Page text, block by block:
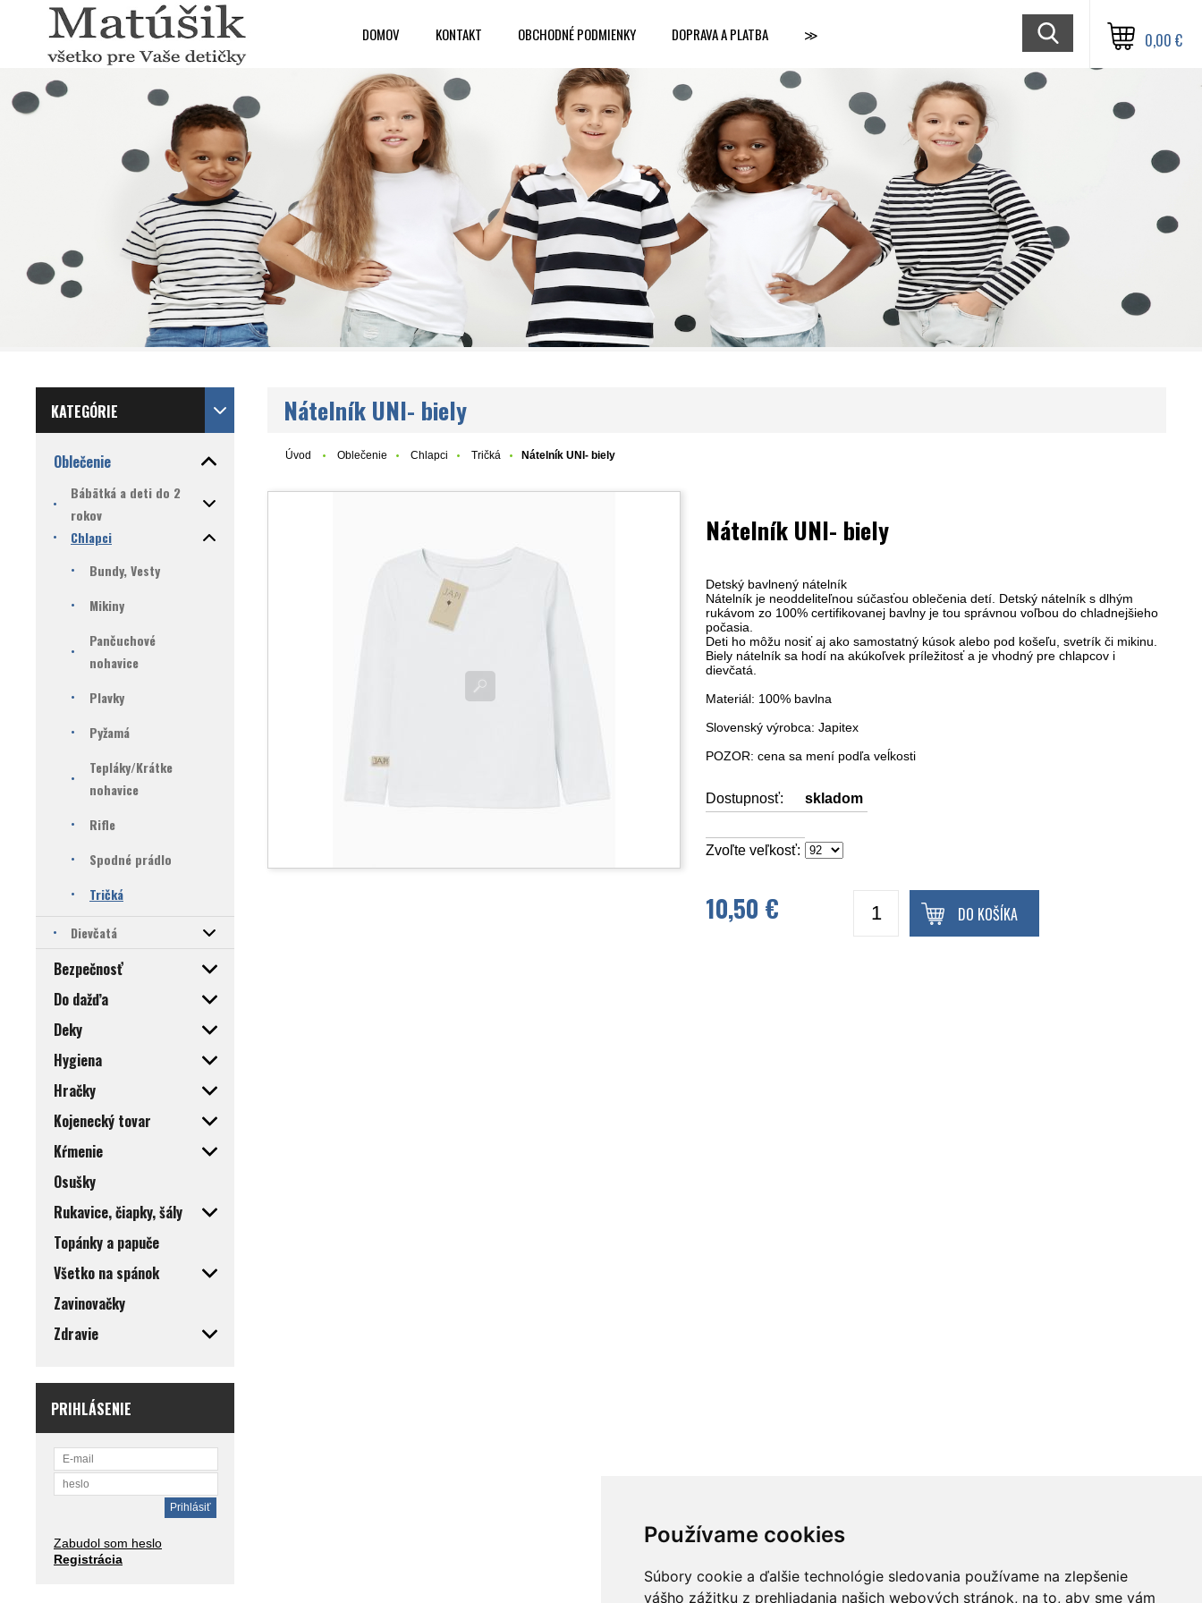
Používame cookies
Súbory cookie a ďalšie technológie sledovania používame na zlepšenie
vášho zážitku z prehliadania našich webových stránok, na to, aby sme vám
DOMOV KONTAKT OBCHODNÉ PODMIENKY DOPRAVA A PLATBA ≫ 0,00 €
KATEGÓRIE
Oblečenie
Bábätká a deti do 2
rokov
Chlapci
Bundy, Vesty
Mikiny
Pančuchové
nohavice
Plavky
Pyžamá
Tepláky/Krátke
nohavice
Rifle
Spodné prádlo
Tričká
Dievčatá
Bezpečnosť
Do dažďa
Deky
Hygiena
Hračky
Kojenecký tovar
Kŕmenie
Osušky
Rukavice, čiapky, šály
Topánky a papuče
Všetko na spánok
Zavinovačky
Zdravie
PRIHLÁSENIE
Zabudol som heslo
Registrácia
Nátelník UNI- biely
Úvod Oblečenie Chlapci Tričká Nátelník UNI- biely
Nátelník UNI- biely
Detský bavlnený nátelník
Nátelník je neoddeliteľnou súčasťou oblečenia detí. Detský nátelník s dlhým
rukávom zo 100% certifikovanej bavlny je tou správnou voľbou do chladnejšieho
počasia.
Deti ho môžu nosiť ajako samostatný kúsok alebo pod košeľu, svetrík či mikinu
Biely nátelník sa hodí na akúkoľvek príležitosť a je vhodný pre chlapcov i
dievčatá
Materiál: 100% bavlna
Slovenský výrobca: Japitex
POZOR: cena sa mení podľa veĺkosti
Dostupnosť: skladom
Zvoľte veľkosť:
10,50 € DO KOŠÍKA